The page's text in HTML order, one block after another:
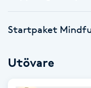
Startpaket
Utövare